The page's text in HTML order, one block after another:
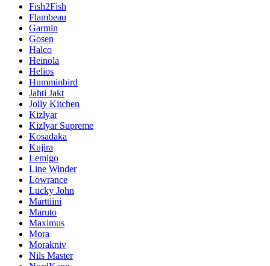
Fish2Fish
Flambeau
Garmin
Gosen
Halco
Heinola
Helios
Humminbird
Jahti Jakt
Jolly Kitchen
Kizlyar
Kizlyar Supreme
Kosadaka
Kujira
Lemigo
Line Winder
Lowrance
Lucky John
Marttiini
Maruto
Maximus
Mora
Morakniv
Nils Master